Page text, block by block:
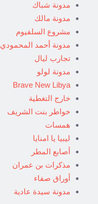
مدونة شباك
مدونة مالك
مشروع السلفيوم
مدونة أحمد المحمودي
تجارب ليال
مدونة لولو
Brave New Libya
خارج التغطية
خواطر بنت الشريف
همسات
ليبيا يا امنايا
أصابع المطر
مذكرات بن عمران
أوراق صفاء
مدونة سيدة عادية